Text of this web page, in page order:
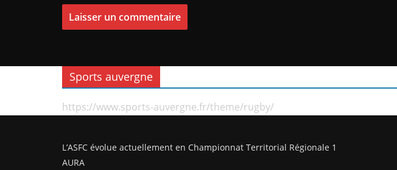
Sports auvergne
https://www.sports-auvergne.fr/theme/rugby/
L’ASFC évolue actuellement en Championnat Territorial Régionale 1
AURA